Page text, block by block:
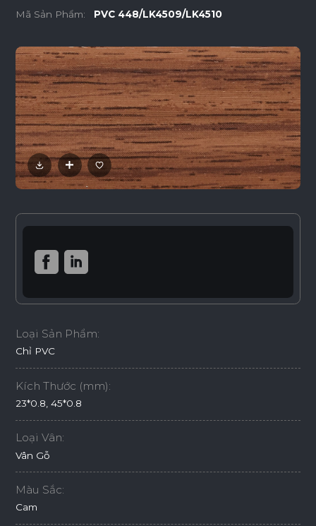
Mã Sản Phẩm: PVC 448/LK4509/LK4510
Loại Sản Phẩm:
Chỉ PVC
Kích Thước (mm):
23*0.8, 45*0.8
Loại Vân:
Vân Gỗ
Màu Sắc:
Cam